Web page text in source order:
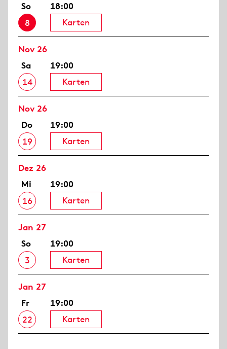
So
8
18:00
Karten
Nov 26
Sa
14
19:00
Karten
Nov 26
Do
19
19:00
Karten
Dez 26
Mi
16
19:00
Karten
Jan 27
So
3
19:00
Karten
Jan 27
Fr
22
19:00
Karten